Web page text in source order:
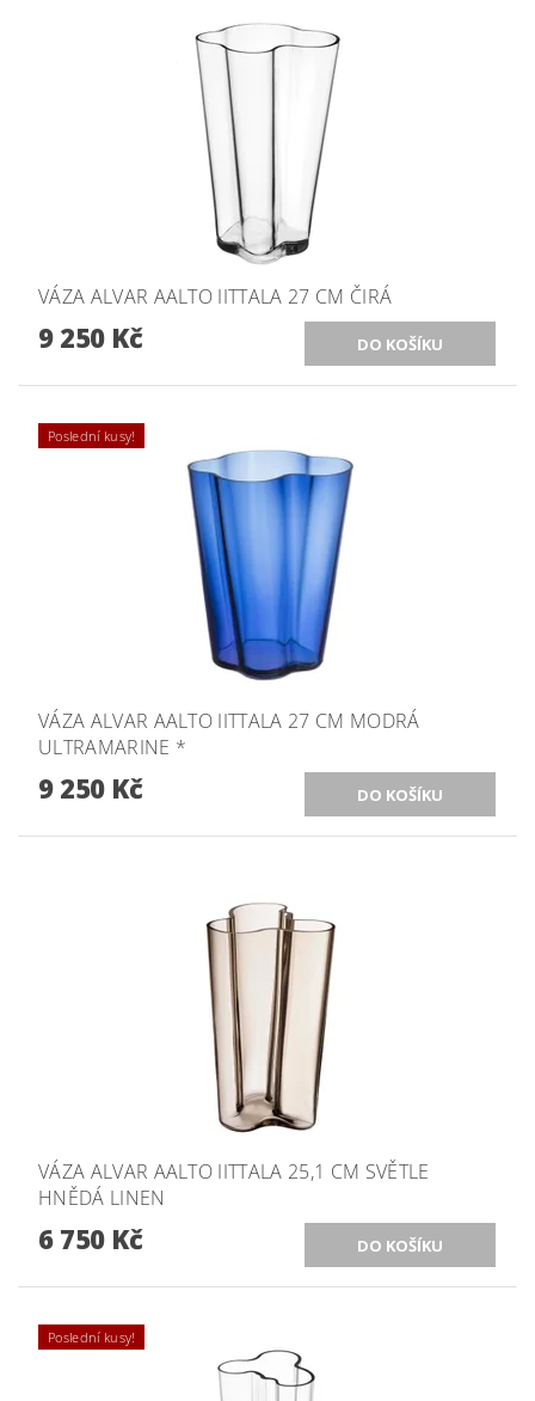
VÁZA ALVAR AALTO IITTALA 27 CM ČIRÁ
9 250 Kč
Poslední kusy!
VÁZA ALVAR AALTO IITTALA 27 CM MODRÁ
ULTRAMARINE *
9 250 Kč
VÁZA ALVAR AALTO IITTALA 25,1 CM SVĚTLE
HNĚDÁ LINEN
6 750 Kč
Poslední kusy!